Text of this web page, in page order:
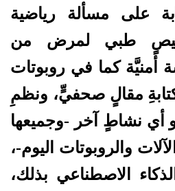
على مسألة رياضية
طبي لمرض من
أمنيَّة كما في روبوتات
مقالٍ صحفيٍّ، ونظمِ
نشاطٍ آخر -وجميعها
والروبوتات اليوم-،
الاصطناعي بذلك،